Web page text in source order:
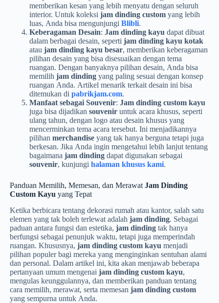
memberikan kesan yang lebih menyatu dengan seluruh
interior. Untuk koleksi jam dinding custom yang lebih
luas, Anda bisa mengunjungi Blibli.
Keberagaman Desain: Jam dinding kayu dapat dibuat
dalam berbagai desain, seperti jam dinding kayu kotak
atau jam dinding kayu besar, memberikan keberagaman
pilihan desain yang bisa disesuaikan dengan tema
ruangan. Dengan banyaknya pilihan desain, Anda bisa
memilih jam dinding yang paling sesuai dengan konsep
ruangan Anda. Artikel menarik terkait desain ini bisa
ditemukan di pabrikjam.com.
Manfaat sebagai Souvenir: Jam dinding custom kayu
juga bisa dijadikan souvenir untuk acara khusus, seperti
ulang tahun, dengan logo atau desain khusus yang
mencerminkan tema acara tersebut. Ini menjadikannya
pilihan merchandise yang tak hanya berguna tetapi juga
berkesan. Jika Anda ingin mengetahui lebih lanjut tentang
bagaimana jam dinding dapat digunakan sebagai
souvenir, kunjungi halaman khusus kami.
Panduan Memilih, Memesan, dan Merawat Jam Dinding
Custom Kayu yang Tepat
Ketika berbicara tentang dekorasi rumah atau kantor, salah satu
elemen yang tak boleh terlewat adalah jam dinding. Sebagai
paduan antara fungsi dan estetika, jam dinding tak hanya
berfungsi sebagai penunjuk waktu, tetapi juga memperindah
ruangan. Khususnya, jam dinding custom kayu menjadi
pilihan populer bagi mereka yang menginginkan sentuhan alami
dan personal. Dalam artikel ini, kita akan menjawab beberapa
pertanyaan umum mengenai jam dinding custom kayu,
mengulas keunggulannya, dan memberikan panduan tentang
cara memilih, merawat, serta memesan jam dinding custom
yang sempurna untuk Anda.